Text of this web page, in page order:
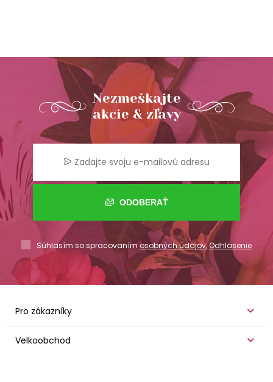
Nezmeškajte
akcie & zľavy
ODOBERAŤ
Súhlasím so spracovaním osobných údajov,Odhlásenie
Pro zákazníky
Velkoobchod